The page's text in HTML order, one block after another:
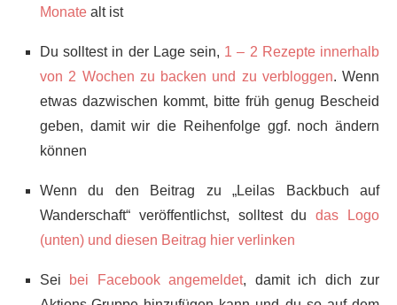
Monate alt ist
Du solltest in der Lage sein, 1 – 2 Rezepte innerhalb
von 2 Wochen zu backen und zu verbloggen. Wenn
etwas dazwischen kommt, bitte früh genug Bescheid
geben, damit wir die Reihenfolge ggf. noch ändern
können
Wenn du den Beitrag zu „Leilas Backbuch auf
Wanderschaft“ veröffentlichst, solltest dudas Logo
(unten) und diesen Beitrag hier verlinken
Sei bei Facebook angemeldet, damit ich dich zur